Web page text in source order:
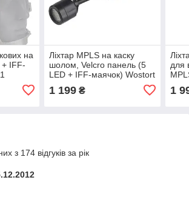
на
+ IFF-
Ліхтар MPLS на каску
шолом, Velcro панель (5
LED + IFF-маячок) Wostort
1 199₴
для
1
з 174 відгуків за рік